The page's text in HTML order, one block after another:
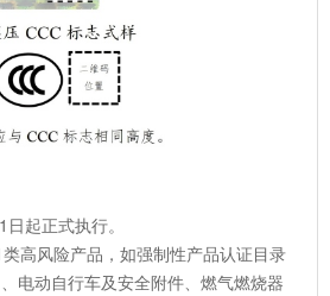
起正式执行。
类高风险产品，如强制性产品认证目录
电动自行车及安全附件、燃气燃烧器